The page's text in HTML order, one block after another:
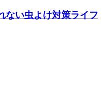
い虫よけ対策ライフ